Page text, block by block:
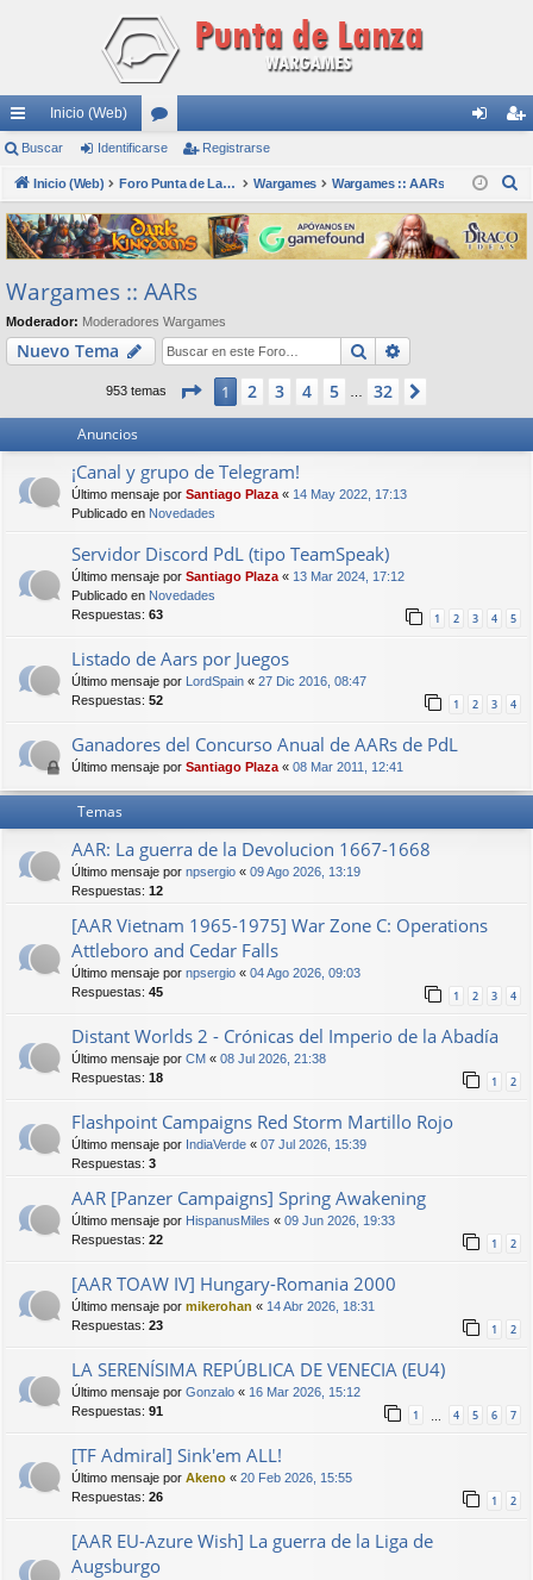
nl
ac
es
rá
pi
do
s
Inicio (Web)
or
os nti
fic
ar
ist
ra
rs
Buscar Identificarse Registrarse
Inicio (Web) Foro Punta de Lanza Wargames Wargames Wargames :: AARs
s
c
Wargames :: AARs
Moderador: Moderadores Wargames
Nuevo Tema Buscar
953 temas Página de 32
1 2 3 4 5 32
Anuncios
¡Canal y grupo de Telegram!
Último mensaje por Santiago Plaza « 14 May 2022, 17:13
Publicado en Novedades
Servidor Discord PdL (tipo TeamSpeak)
Último mensaje por Santiago Plaza « 13 Mar 2024, 17:12
Publicado en Novedades
Respuestas: 63 1 2 3 4 5
Listado de Aars por Juegos
Último mensaje por LordSpain « 27 Dic 2016, 08:47
Respuestas: 52 1 2 3 4
Ganadores del Concurso Anual de AARs de PdL
Último mensaje por Santiago Plaza « 08 Mar 2011, 12:41
Temas
AAR: La guerra de la Devolucion 1667-1668
Último mensaje por npsergio « 09 Ago 2026, 13:19
Respuestas: 12
[AAR Vietnam 1965-1975] War Zone C: Operations
Attleboro and Cedar Falls
Último mensaje por npsergio « 04 Ago 2026, 09:03
Respuestas: 45 1 2 3 4
Distant Worlds 2 - Crónicas del Imperio de la Abadía
Último mensaje por CM « 08 Jul 2026, 21:38
Respuestas: 18 1 2
Flashpoint Campaigns Red Storm Martillo Rojo
Último mensaje por IndiaVerde « 07 Jul 2026, 15:39
Respuestas: 3
AAR [Panzer Campaigns] Spring Awakening
Último mensaje por HispanusMiles « 09 Jun 2026, 19:33
Respuestas: 22 1 2
[AAR TOAW IV] Hungary-Romania 2000
Último mensaje por mikerohan « 14 Abr 2026, 18:31
Respuestas: 23 1 2
LA SERENÍSIMA REPÚBLICA DE VENECIA (EU4)
Último mensaje por Gonzalo « 16 Mar 2026, 15:12
Respuestas: 91 1 … 4 5 6 7
[TF Admiral] Sink'em ALL!
Último mensaje por Akeno « 20 Feb 2026, 15:55
Respuestas: 26 1 2
[AAR EU-Azure Wish] La guerra de la Liga de
Augsburgo